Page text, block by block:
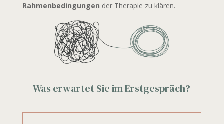
Rahmenbedingungen der Therapie zu klären.
Was erwartet Sie im Erstgespräch?